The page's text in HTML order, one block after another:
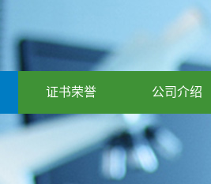
证书荣誉 公司介绍